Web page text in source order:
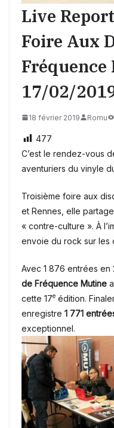
Live
Foire Aux
Fréquence
17/02/
18 février 2019 Romu
477
C’est le rendez-vous
aventuriers du vinyle
Troisième foire aux
et Rennes, elle
« contre-culture ». À
envoie du rock sur les
Avec 1 876 entrées en
de Fréquence Mutine
cette 17e édition.
enregistre 1 771
exceptionnel.